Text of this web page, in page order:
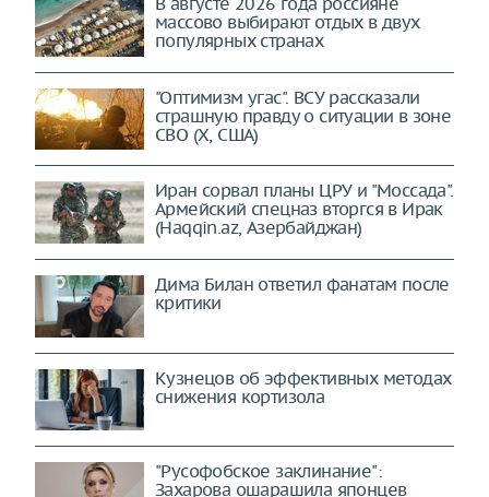
массово выбирают отдых в двух
популярных странах
"Оптимизм угас". ВСУ рассказали
страшную правду о ситуации в зоне
СВО (X, США)
Иран сорвал планы ЦРУ и "Моссада".
Армейский спецназ вторгся в Ирак
(Haqqin.az, Азербайджан)
Дима Билан ответил фанатам после
критики
Кузнецов об эффективных методах
снижения кортизола
"Русофобское заклинание":
Захарова ошарашила японцев